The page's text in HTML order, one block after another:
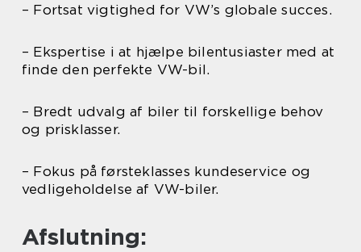
– Fortsat vigtighed for VW’s globale succes.
– Ekspertise i at hjælpe bilentusiaster med at
finde den perfekte VW-bil.
– Bredt udvalg af biler til forskellige behov
og prisklasser.
– Fokus på førsteklasses kundeservice og
vedligeholdelse af VW-biler.
Afslutning: